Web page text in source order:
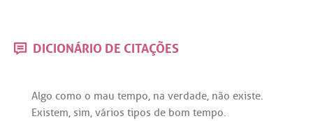
DICIONÁRIO DE CITAÇÕES
Algo como o mau tempo, na verdade, não existe.
Existem, sim, vários tipos de bom tempo.